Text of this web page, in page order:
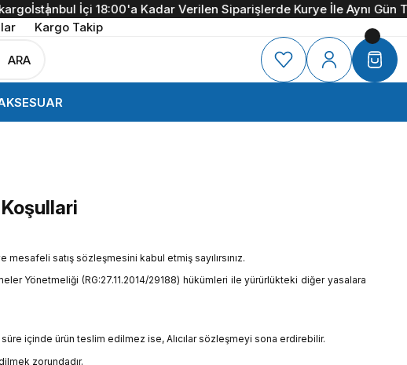
İçi 18:00'a Kadar Verilen Siparişlerde Kurye İle Aynı Gün
Kargo Takip
ARA
satış sözleşmesini kabul etmiş sayılırsınız.
Yönetmeliği (RG:27.11.2014/29188) hükümleri ile yürürlükteki diğer yasalara
içinde ürün teslim edilmez ise, Alıcılar sözleşmeyi sona erdirebilir.
zorundadır.